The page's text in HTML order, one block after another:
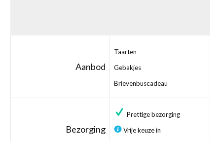
Aanbod
Taarten
Gebakjes
Brievenbuscadeau
Bezorging
Prettige bezorging
Vrije keuze in